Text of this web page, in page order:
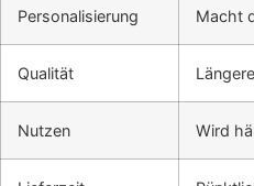
Personalisierung Macht
Qualität
Nutzen Wird